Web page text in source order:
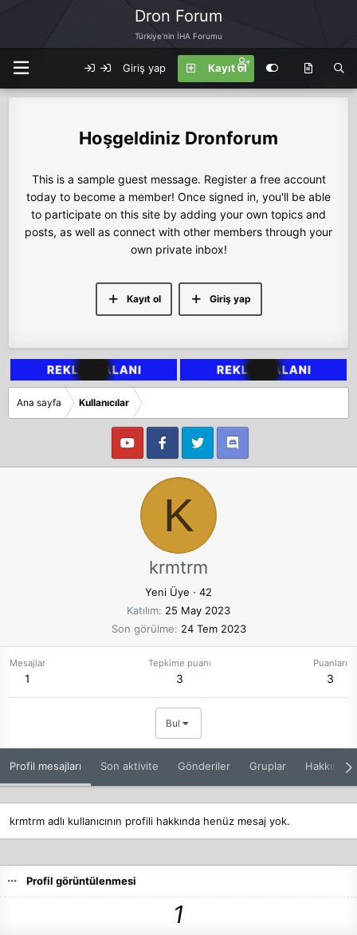
Dron Forum
Türkiye'nin İHA Forumu
Giriş yap Kayıt ol
Dronforum
This is a sample guest message. Register a free account
today to become a member! Once signed in, you'll be able
to participate on this site by adding your own topics and
posts, as well as connect with other members through your
own private inbox!
Giriş yap
Kayıt ol
Ana sayfa Kullanıcılar
K
krmtrm
Yeni Üye · 42
Katılım 25 May 2023
Son görülme
24 Tem 2023
Mesajlar
1
Tepkime puanı
3
Puanları
3
Bul
Profil mesajları Son aktivite Gönderiler Gruplar Hakkında
krmtrm adlı kullanıcının profili hakkında henüz mesaj yok.
Profil görüntülenmesi
1